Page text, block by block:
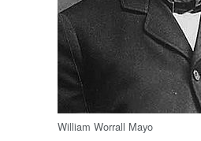
William Worrall Mayo